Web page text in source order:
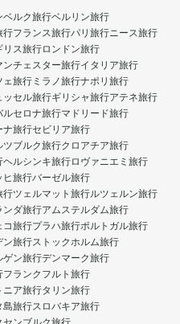
ベルク旅行ベルリン旅行
行フランス旅行パリ旅行ニース旅行
リス旅行ロンドン旅行
ンチェスター旅行イタリア旅行
ェ旅行 ミラノ旅行ナポリ旅行
ッセル旅行ギリシャ旅行アテネ旅行
ルセロナ旅行マドリード旅行
ナ旅行セビリア旅行
ツブルク旅行クロアチア旅行
ヘルシンキ旅行ロヴァニエミ旅行
ヒ旅行バーゼル旅行
行ツェルマット旅行ルツェルン旅行
ンダ旅行アムステルダム旅行
コ旅行プラハ旅行ポルトガル旅行
ン旅行ストックホルム旅行
ゲン旅行デンマーク旅行
フランクフルト旅行
ニア旅行タリン旅行
島旅行スロバキア旅行